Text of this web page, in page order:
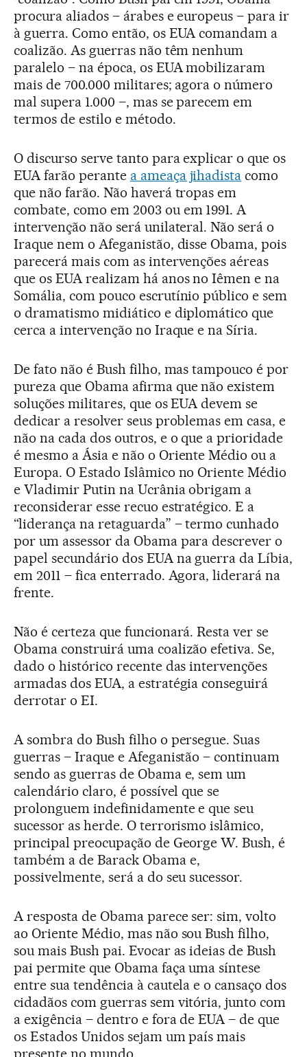
procura aliados – árabes e europeus – para ir
à guerra. Como então, os EUA comandam a
coalizão. As guerras não têm nenhum
paralelo – na época, os EUA mobilizaram
mais de 700.000 militares; agora o número
mal supera 1.000 –, mas se parecem em
termos de estilo e método.
O discurso serve tanto para explicar o que os
EUA farão perante a ameaça jihadista como
que não farão. Não haverá tropas em
combate, como em 2003 ou em 1991. A
intervenção não será unilateral. Não será o
Iraque nem o Afeganistão, disse Obama, pois
parecerá mais com as intervenções aéreas
que os EUA realizam há anos no Iêmen e na
Somália, com pouco escrutínio público e sem
o dramatismo midiático e diplomático que
cerca a intervenção no Iraque e na Síria.
De fato não é Bush filho, mas tampouco é por
pureza que Obama afirma que não existem
soluções militares, que os EUA devem se
dedicar a resolver seus problemas em casa, e
não na cada dos outros, e o que a prioridade
é mesmo a Ásia e não o Oriente Médio ou a
Europa. O Estado Islâmico no Oriente Médio
e Vladimir Putin na Ucrânia obrigam a
reconsiderar esse recuo estratégico. E a
“liderança na retaguarda” – termo cunhado
por um assessor da Obama para descrever o
papel secundário dos EUA na guerra da Líbia,
em 2011 – fica enterrado. Agora, liderará na
frente.
Não é certeza que funcionará. Resta ver se
Obama construirá uma coalizão efetiva. Se,
dado o histórico recente das intervenções
armadas dos EUA, a estratégia conseguirá
derrotar o EI.
A sombra do Bush filho o persegue. Suas
guerras – Iraque e Afeganistão – continuam
sendo as guerras de Obama e, sem um
calendário claro, é possível que se
prolonguem indefinidamente e que seu
sucessor as herde. O terrorismo islâmico,
principal preocupação de George W. Bush, é
também a de Barack Obama e,
possivelmente, será a do seu sucessor.
A resposta de Obama parece ser: sim, volto
ao Oriente Médio, mas não sou Bush filho,
sou mais Bush pai. Evocar as ideias de Bush
pai permite que Obama faça uma síntese
entre sua tendência à cautela e o cansaço dos
cidadãos com guerras sem vitória, junto com
a exigência – dentro e fora de EUA – de que
os Estados Unidos sejam um país mais